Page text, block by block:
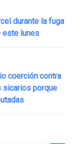
durante la fuga
este lunes
coerción contra
sicarios porque